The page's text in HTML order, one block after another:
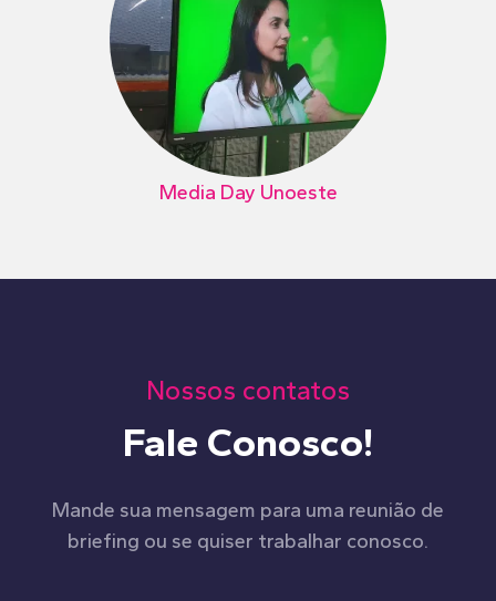
Media Day Unoeste
Nossos contatos
Fale Conosco!
Mande sua mensagem para uma reunião de
briefing ou se quiser trabalhar conosco.